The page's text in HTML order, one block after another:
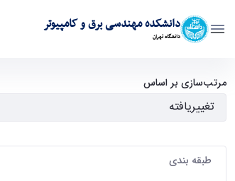
دانشکده مهندسی برق و کامپیوتر
دانشگاه تهران
آرشیو اطلاعیه ها - ece- دانشکده مهندسی برق و کامپیوتر
مرتب‌سازی بر اساس
طبقه بندی